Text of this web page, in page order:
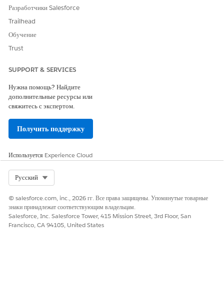
Разработчики Salesforce
Trailhead
Обучение
Trust
SUPPORT & SERVICES
Нужна помощь? Найдите
дополнительные ресурсы или
свяжитесь с экспертом.
Получить поддержку
Используется Experience Cloud
Русский
© salesforce.com, inc., 2026 гг. Все права защищены. Упомянутые товарные
знаки принадлежат соответствующим владельцам.
Salesforce, Inc. Salesforce Tower, 415 Mission Street, 3rd Floor, San
Francisco, CA 94105, United States